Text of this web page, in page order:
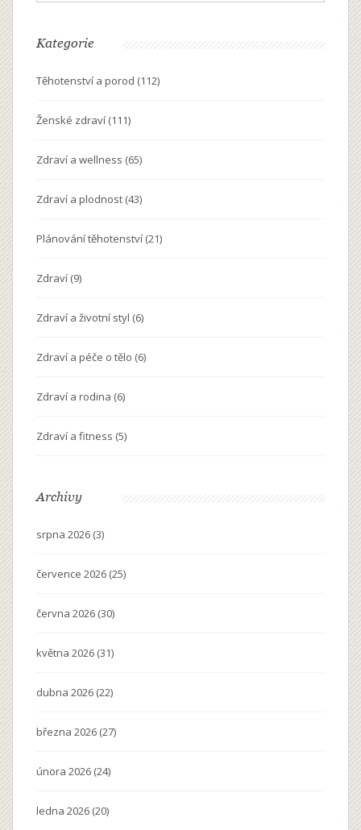
Kategorie
Těhotenství a porod (112)
Ženské zdraví (111)
Zdraví a wellness (65)
Zdraví a plodnost (43)
Plánování těhotenství (21)
Zdraví (9)
Zdraví a životní styl (6)
Zdraví a péče o tělo (6)
Zdraví a rodina (6)
Zdraví a fitness (5)
Archivy
srpna 2026 (3)
července 2026 (25)
června 2026 (30)
května 2026 (31)
dubna 2026 (22)
března 2026 (27)
února 2026 (24)
ledna 2026 (20)